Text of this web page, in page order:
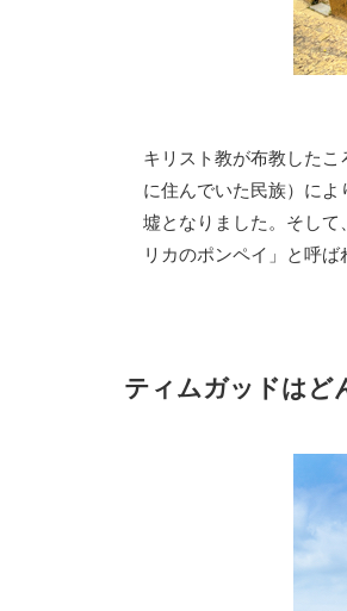
キリスト教が布教した
に住んでいた民族）に
墟となりました。そし
リカのポンペイ」と呼
ティムガッドはど